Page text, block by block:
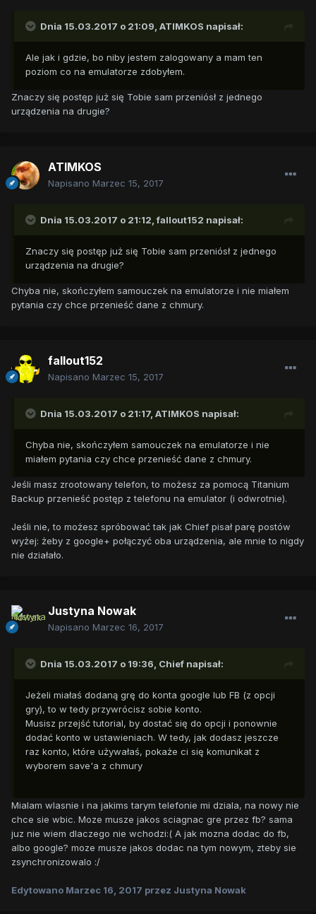
Dnia 15.03.2017 o 21:09, ATIMKOS napisał:
Ale jak i gdzie, bo niby jestem zalogowany a mam ten
poziom co na emulatorze zdobyłem.
Znaczy się postęp już się Tobie sam przeniósł z jednego
urządzenia na drugie?
ATIMKOS
Napisano Marzec 15, 2017
Dnia 15.03.2017 o 21:12,fallout152 napisał:
Znaczy się postęp już się Tobie sam przeniósł z jednego
urządzenia na drugie?
Chyba nie, skończyłem samouczek na emulatorze i nie miałem
pytania czy chce przenieść dane z chmury.
fallout152
Napisano Marzec 15, 2017
Dnia 15.03.2017 o 21:17, ATIMKOS napisał:
Chyba nie, skończyłem samouczek na emulatorze i nie
miałem pytania czy chce przenieść dane z chmury.
Jeśli masz zrootowany telefon, to możesz za pomocą Titanium
Backup przenieść postęp z telefonu na emulator (i odwrotnie).
Jeśli nie, to możesz spróbować tak jak Chief pisał parę postów
wyżej: żeby z google+ połączyć oba urządzenia, ale mnie to nigdy
nie działało.
Justyna Nowak
Napisano Marzec 16, 2017
Dnia 15.03.2017 o 19:36, Chief napisał:
Jeżeli miałaś dodaną grę do konta google lub FB (z opcji
gry), to w tedy przywrócisz sobie konto.
Musisz przejść tutorial, by dostać się do opcji i ponownie
dodać konto w ustawieniach. W tedy, jak dodasz jeszcze
raz konto, które używałaś, pokaże ci się komunikat z
wyborem save'a z chmury
Mialam wlasnie i na jakims tarym telefonie mi dziala, na nowy nie
chce sie wbic. Moze musze jakos sciagnac gre przez fb? sama
juz nie wiem dlaczego nie wchodzi:( A jak mozna dodac do fb,
albo google? moze musze jakos dodac na tym nowym, zteby sie
zsynchronizowalo :/
Edytowano Marzec 16, 2017 przez Justyna Nowak